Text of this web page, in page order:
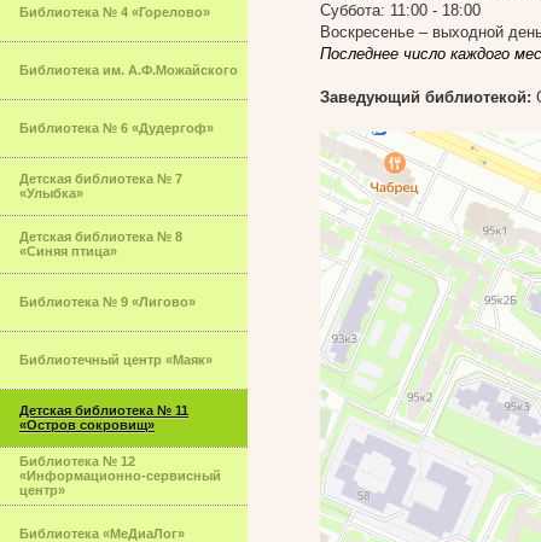
Библиотека № 4 «Горелово»
Библиотека им. А.Ф.Можайского
Библиотека № 6 «Дудергоф»
Детская библиотека № 7
«Улыбка»
Детская библиотека № 8
«Синяя птица»
Библиотека № 9 «Лигово»
Библиотечный центр «Маяк»
Детская библиотека № 11
«Остров сокровищ»
Библиотека № 12
«Информационно-сервисный
центр»
Библиотека «МеДиаЛог»
Суббота: 11:00 - 18:00
Воскресенье – выходной
Последнее число каждого
Заведующий библиотекой: